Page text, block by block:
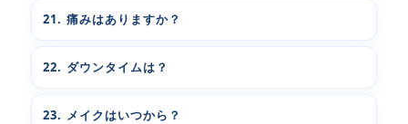
21. 痛みはありますか？
22. ダウンタイムは？
23. メイクはいつから？